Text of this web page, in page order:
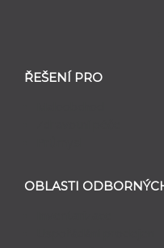
ŘEŠENÍ PRO
OBLASTI